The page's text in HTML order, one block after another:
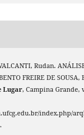
Rudan.
FREIRE DE SOUSA,
Lugar, Campina Grande,
index.php/